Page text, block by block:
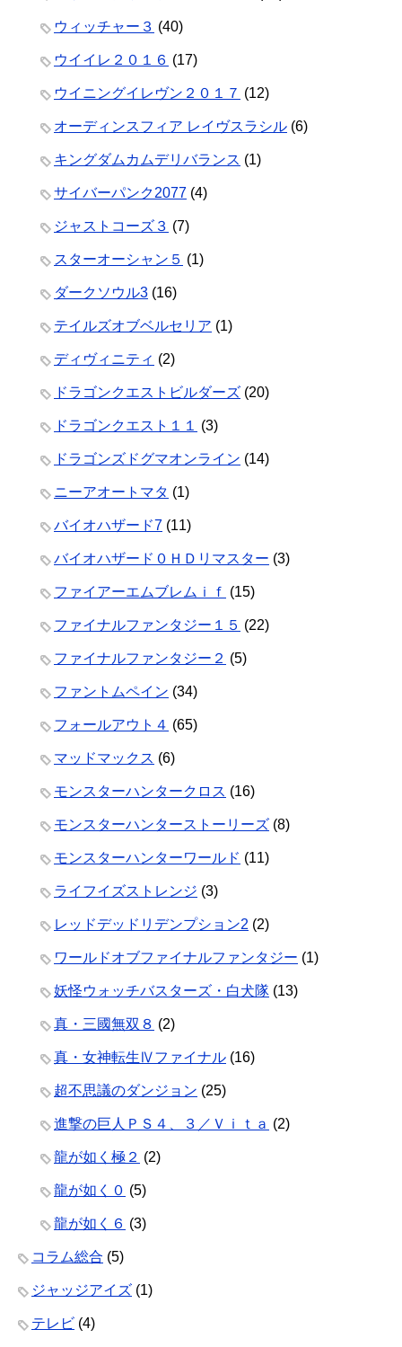
ウィッチャー３ (40)
ウイイレ２０１６ (17)
ウイニングイレヴン２０１７ (12)
オーディンスフィア レイヴスラシル (6)
キングダムカムデリバランス (1)
サイバーパンク2077 (4)
ジャストコーズ３ (7)
スターオーシャン５ (1)
ダークソウル3 (16)
テイルズオブベルセリア (1)
ディヴィニティ (2)
ドラゴンクエストビルダーズ (20)
ドラゴンクエスト１１ (3)
ドラゴンズドグマオンライン (14)
ニーアオートマタ (1)
バイオハザード7 (11)
バイオハザード０ＨＤリマスター (3)
ファイアーエムブレムｉｆ (15)
ファイナルファンタジー１５ (22)
ファイナルファンタジー２ (5)
ファントムペイン (34)
フォールアウト４ (65)
マッドマックス (6)
モンスターハンタークロス (16)
モンスターハンターストーリーズ (8)
モンスターハンターワールド (11)
ライフイズストレンジ (3)
レッドデッドリデンプション2 (2)
ワールドオブファイナルファンタジー (1)
妖怪ウォッチバスターズ・白犬隊 (13)
真・三國無双８ (2)
真・女神転生Ⅳファイナル (16)
超不思議のダンジョン (25)
進撃の巨人ＰＳ４、３／Ｖｉｔａ (2)
龍が如く極２ (2)
龍が如く０ (5)
龍が如く６ (3)
コラム総合 (5)
ジャッジアイズ (1)
テレビ (4)